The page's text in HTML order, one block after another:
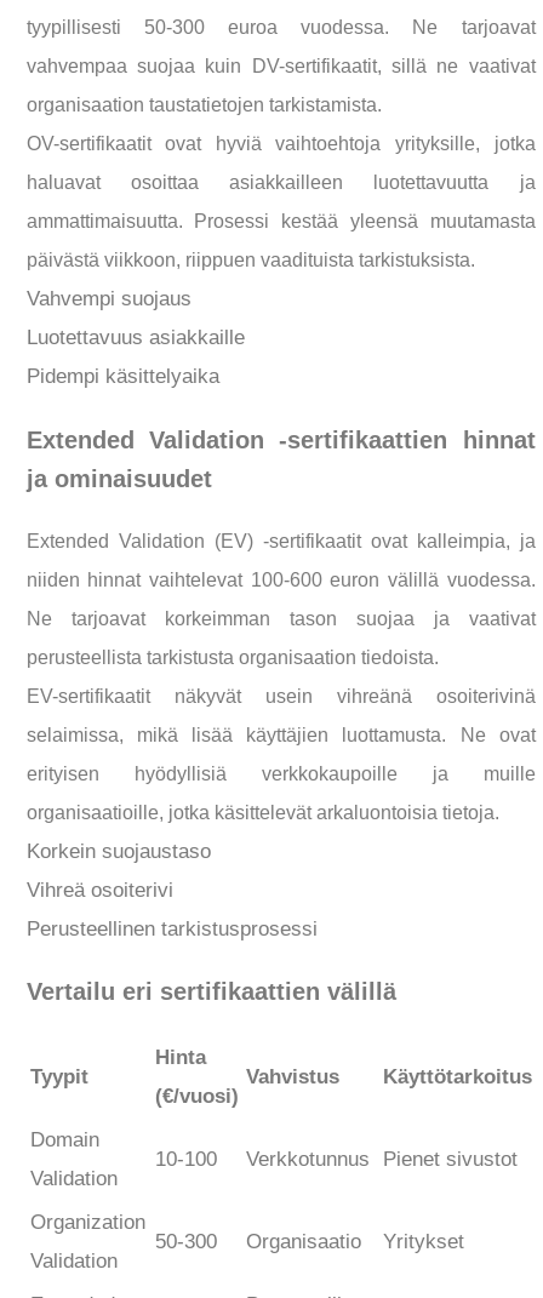
tyypillisesti 50-300 euroa vuodessa. Ne tarjoavat
vahvempaa suojaa kuin DV-sertifikaatit, sillä ne vaativat
organisaation taustatietojen tarkistamista.
OV-sertifikaatit ovat hyviä vaihtoehtoja yrityksille, jotka
haluavat osoittaa asiakkailleen luotettavuutta ja
ammattimaisuutta. Prosessi kestää yleensä muutamasta
päivästä viikkoon, riippuen vaadituista tarkistuksista.
Vahvempi suojaus
Luotettavuus asiakkaille
Pidempi käsittelyaika
Extended Validation -sertifikaattien hinnat
ja ominaisuudet
Extended Validation (EV) -sertifikaatit ovat kalleimpia, ja
niiden hinnat vaihtelevat 100-600 euron välillä vuodessa.
Ne tarjoavat korkeimman tason suojaa ja vaativat
perusteellista tarkistusta organisaation tiedoista.
EV-sertifikaatit näkyvät usein vihreänä osoiterivinä
selaimissa, mikä lisää käyttäjien luottamusta. Ne ovat
erityisen hyödyllisiä verkkokaupoille ja muille
organisaatioille, jotka käsittelevät arkaluontoisia tietoja.
Korkein suojaustaso
Vihreä osoiterivi
Perusteellinen tarkistusprosessi
Vertailu eri sertifikaattien välillä
Tyypit
Hinta
(€/vuosi)
Vahvistus Käyttötarkoitus
Domain
Validation
10-100 Verkkotunnus Pienet sivustot
Organization
Validation
50-300 Organisaatio Yritykset